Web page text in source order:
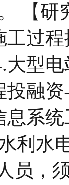
【研
工过
大型
投融
息系
利水
员，